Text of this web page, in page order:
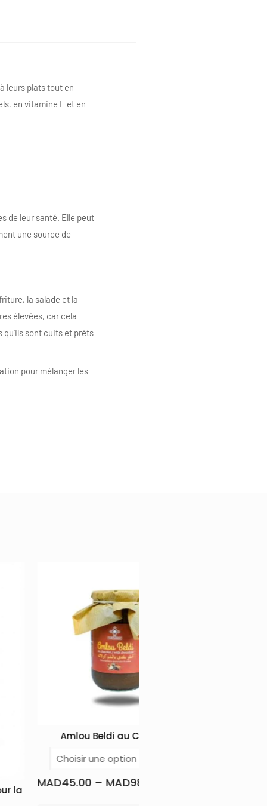
leurs plats tout en
en vitamine E et en
de leur santé. Elle peut
une source de
la salade et la
élevées, car cela
sont cuits et prêts
pour mélanger les
au Chocolat
98.00
Dentifrice Solide Naturel au
MAD